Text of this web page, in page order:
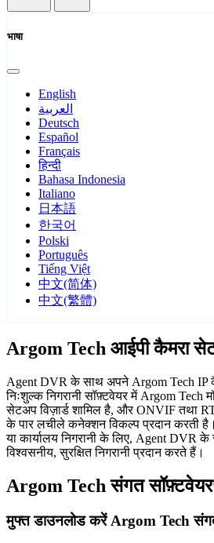
भाषा
English
العربية
Deutsch
Español
Français
हिन्दी
Bahasa Indonesia
Italiano
日本語
한국어
Polski
Português
Tiếng Việt
中文(简体)
中文(繁體)
Argom Tech आईपी कैमरा
Agent DVR के साथ अपने Argom Tech IP
निःशुल्क निगरानी सॉफ़्टवेयर में Argom Tech
सेटअप विज़ार्ड शामिल है, और ONVIF तथा
के पार लचीले कनेक्शन विकल्प प्रदान करती
या कार्यालय निगरानी के लिए, Agent DVR
विश्वसनीय, सुरक्षित निगरानी प्रदान करते हैं।
Argom Tech संगत
मुफ्त डाउनलोड करें Argom Tech